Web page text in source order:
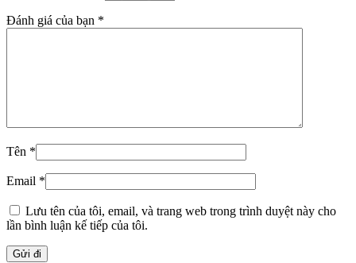
Đánh giá của bạn *
Tên *
Email *
Lưu tên của tôi, email, và trang web trong trình duyệt này cho
lần bình luận kế tiếp của tôi.